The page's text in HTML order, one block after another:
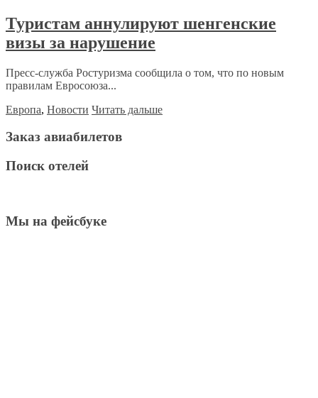
Туристам аннулируют шенгенские
визы за нарушение
Пресс-служба Ростуризма сообщила о том, что по новым
правилам Евросоюза...
Европа, Новости Читать дальше
Заказ авиабилетов
Поиск отелей
Мы на фейсбуке